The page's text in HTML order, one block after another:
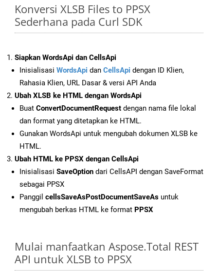
Konversi XLSB Files to PPSX
Sederhana pada Curl SDK
Siapkan WordsApi dan CellsApi
Inisialisasi WordsApi dan CellsApi dengan ID Klien,
Rahasia Klien, URL Dasar & versi API Anda
Ubah XLSB ke HTML dengan WordsApi
Buat ConvertDocumentRequest dengan nama file lokal
dan format yang ditetapkan ke HTML.
Gunakan WordsApi untuk mengubah dokumen XLSB ke
HTML.
Ubah HTML ke PPSX dengan CellsApi
Inisialisasi SaveOption dari CellsAPI dengan SaveFormat
sebagai PPSX
Panggil cellsSaveAsPostDocumentSaveAs untuk
mengubah berkas HTML ke format PPSX
Mulai manfaatkan Aspose.Total REST
API untuk XLSB to PPSX